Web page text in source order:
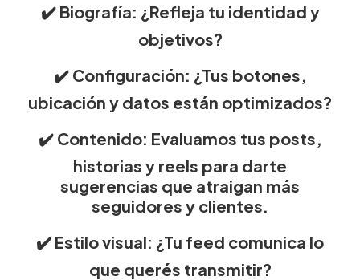
✔️ Biografía: ¿Refleja tu identidad y
objetivos?
✔️ Configuración: ¿Tus botones,
ubicación y datos están optimizados?
✔️ Contenido: Evaluamos tus posts,
historias y reels para darte
sugerencias que atraigan más
seguidores y clientes.
✔️ Estilo visual: ¿Tu feed comunica lo
que querés transmitir?